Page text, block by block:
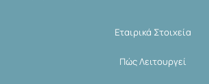
Εταιρικά Στοιχεία
Πώς Λειτουργεί